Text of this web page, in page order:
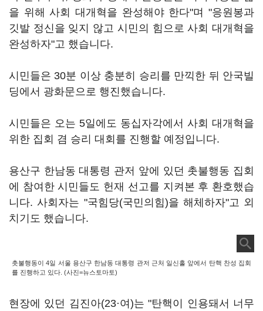
을 위해 사회 대개혁을 완성해야 한다"며 "응원봉과
깃발 정신을 잊지 않고 시민의 힘으로 사회 대개혁을
완성하자"고 했습니다.
시민들은 30분 이상 충분히 승리를 만끽한 뒤 안국빌
딩에서 광화문으로 행진했습니다.
시민들은 오는 5일에도 동십자각에서 사회 대개혁을
위한 집회 겸 승리 대회를 진행할 예정입니다.
용산구 한남동 대통령 관저 앞에 있던 촛불행동 집회
에 참여한 시민들도 헌재 선고를 지켜본 후 환호했습
니다. 사회자는 "국힘당(국민의힘)을 해체하자"고 외
치기도 했습니다.
촛불행동이 4일 서울 용산구 한남동 대통령 관저 근처 일신홀 앞에서 탄핵 찬성 집회
를 진행하고 있다. (사진=뉴스토마토)
현장에 있던 김진아(23·여)는 "탄핵이 인용돼서 너무